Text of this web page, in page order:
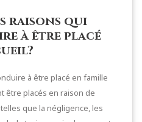
raisons qui
à être placé
à être placé en famille
être placés en raison de
que la négligence, les